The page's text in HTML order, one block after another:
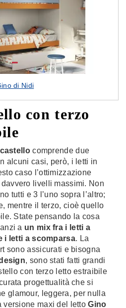
di Nidi
con terzo
comprende due
alcuni casi, però, i letti in
caso l’ottimizzazione
livelli massimi. Non
tutti e 3 l’uno sopra l’altro;
mentre il terzo, cioè quello
State pensando la cosa
a un mix fra i letti a
i letti a scomparsa. La
sono assicurati e bisogna
, sono stati fatti grandi
con terzo letto estraibile
progettualità che si
glamour, leggera, per nulla
versione maxi del lettoGino